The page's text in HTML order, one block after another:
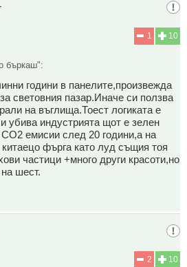
10
1
бъркаш":
години в панелите,произвежда
световния пазар.Иначе си ползва
на въглища.Тоест логиката е
убива индустрията щот е зелен
емисии след 20 години,а на
фърга като луд същия тоя
частици +много други красоти,но
шест.
10
2